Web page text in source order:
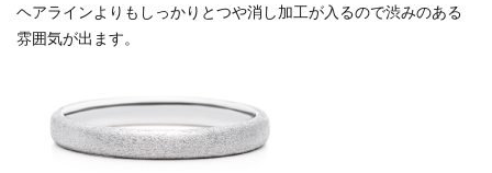
ヘアラインよりもしっかりとつや消し加工が入るので渋みのある
雰囲気が出ます。